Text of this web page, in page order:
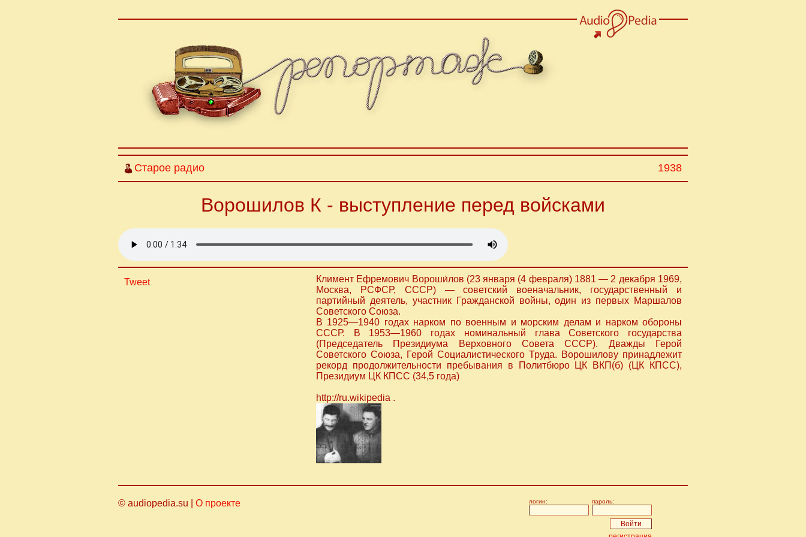
Старое радио 1938
Ворошилов К - выступление перед войсками
Tweet
Климент Ефремович Вороши́лов (23 января (4 февраля) 1881 — 2 декабря 1969,
Москва, РСФСР, СССР) — советский военачальник, государственный и
партийный деятель, участник Гражданской войны, один из первых Маршалов
Советского Союза.
В 1925—1940 годах нарком по военным и морским делам и нарком обороны
СССР. В 1953—1960 годах номинальный глава Советского государства
(Председатель Президиума Верховного Совета СССР). Дважды Герой
Советского Союза, Герой Социалистического Труда. Ворошилову принадлежит
рекорд продолжительности пребывания в Политбюро ЦК ВКП(б) (ЦК КПСС),
Президиум ЦК КПСС (34,5 года)
http://ru.wikipedia .
© audiopedia.su | О проекте пароль:
логин: